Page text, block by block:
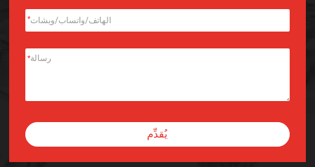
*
*
يُقدِّم